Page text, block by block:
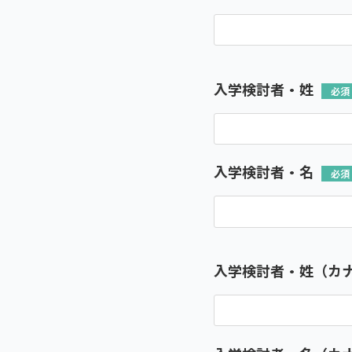
入学検討者・姓
入学検討者・名
入学検討者・姓（カ